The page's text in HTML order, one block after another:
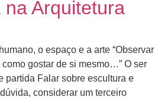
na Arquitetura
o espaço e a arte “Observar
gostar de si mesmo…” O ser
partida Falar sobre escultura e
considerar um terceiro